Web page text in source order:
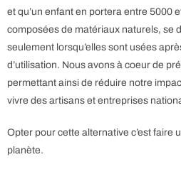
et qu’un enfant en portera entre 5000
composées de matériaux naturels, se
seulement lorsqu’elles sont usées
d’utilisation. Nous avons à coeur de
permettant ainsi de réduire notre
vivre des artisans et entreprises
Opter pour cette alternative c’est faire
planète.